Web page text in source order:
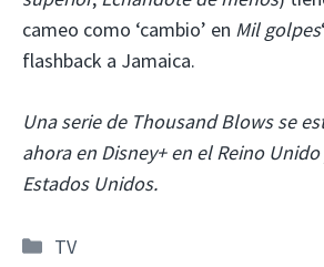
cameo como ‘cambio’ en Mil golpes
flashback a Jamaica.
Una serie de Thousand Blows se
ahora en Disney+ en el Reino
Estados Unidos.
Categorías
TV